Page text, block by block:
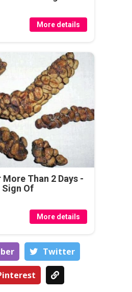
More details
Than 2 Days -
Sign Of
More details
Тwitter